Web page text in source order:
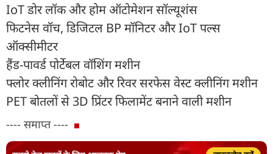
IoT डोर लॉक और होम ऑटोमेशन सॉल्यूशंस
फिटनेस वॉच, डिजिटल BP मॉनिटर और IoT पल्स
ऑक्सीमीटर
हैंड-पावर्ड पोर्टेबल वॉशिंग मशीन
फ्लोर क्लीनिंग रोबोट और रिवर सरफेस वेस्ट क्लीनिंग मशीन
PET बोतलों से 3D प्रिंटर फिलामेंट बनाने वाली मशीन
---- समाप्त ----